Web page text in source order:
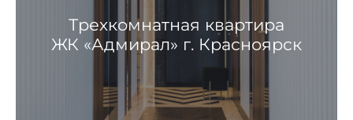
Трехкомнатная квартира
ЖК «Адмирал» г. Красноярск